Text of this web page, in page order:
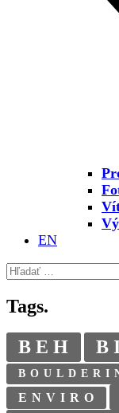
EN
Hľadať:
Tags.
BEH
ENVIRO